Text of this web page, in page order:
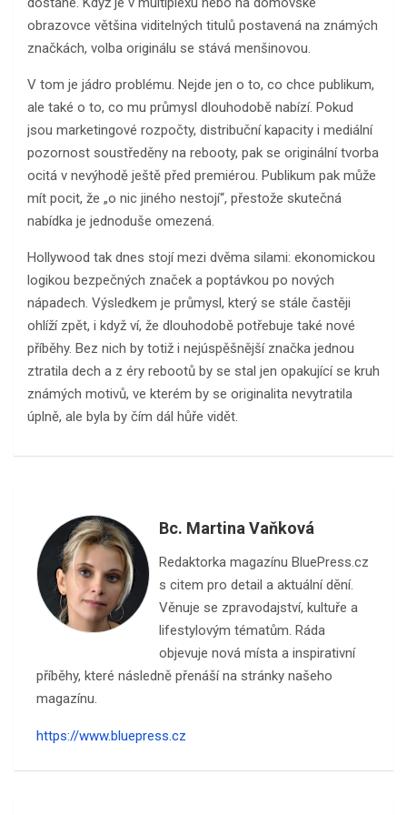
obrazovce většina viditelných titulů postavená na známých
značkách, volba originálu se stává menšinovou.
V tom je jádro problému. Nejde jen o to, co chce publikum,
ale také o to, co mu průmysl dlouhodobě nabízí. Pokud
jsou marketingové rozpočty, distribuční kapacity i mediální
pozornost soustředěny na rebooty, pak se originální tvorba
ocitá v nevýhodě ještě před premiérou. Publikum pak může
mít pocit, že „o nic jiného nestojí“, přestože skutečná
nabídka je jednoduše omezená.
Hollywood tak dnes stojí mezi dvěma silami: ekonomickou
logikou bezpečných značek a poptávkou po nových
nápadech. Výsledkem je průmysl, který se stále častěji
ohlíží zpět, i když ví, že dlouhodobě potřebuje také nové
příběhy. Bez nich by totiž i nejúspěšnější značka jednou
ztratila dech a z éry rebootů by se stal jen opakující se kruh
známých motivů, ve kterém by se originalita nevytratila
úplně, ale byla by čím dál hůře vidět.
Bc. Martina Vaňková
Redaktorka magazínu BluePress.cz
s citem pro detail a aktuální dění.
Věnuje se zpravodajství, kultuře a
lifestylovým tématům. Ráda
objevuje nová místa a inspirativní
příběhy, které následně přenáší na stránky našeho
magazínu.
https://www.bluepress.cz